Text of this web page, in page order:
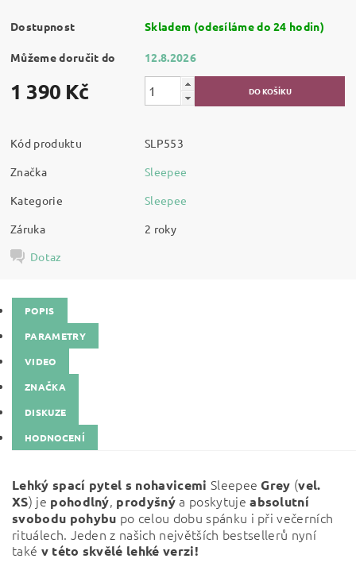
Dostupnost Skladem (odesíláme do 24 hodin)
Můžeme doručit do 12.8.2026
1 390 Kč
Kód produktu
SLP553
Značka
Sleepee
Kategorie
Sleepee
Záruka
2 roky
Dotaz
POPIS
PARAMETRY
VIDEO
ZNAČKA
DISKUZE
HODNOCENÍ
Lehký spací pytel s nohavicemi SleepeeGrey (vel.
XS) je pohodlný, prodyšnýa poskytujeabsolutní
svobodu pohybu po celou dobu spánku i při večerních
rituálech. Jeden z našich největších bestsellerů nyní
také v této skvělé lehké verzi!